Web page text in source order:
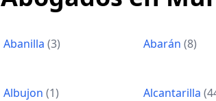
Abanilla (3) Abarán (8)
Albujon (1) Alcantarilla